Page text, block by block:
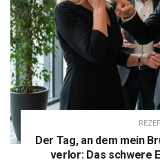
Der Tag, an dem mein
verlor: Das schwere